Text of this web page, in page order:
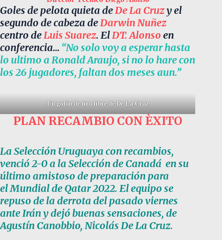
Goles de pelota quieta deDe La Cruzy el
segundo de cabeza deDarwin Nuñez
centro deLuis Suarez. ElDT. Alonso en
conferencia… “No solo voy a esperar hasta
lo ultimo a Ronald Araujo, si no lo hare con
los 26 jugadores, faltan dos meses aun.”
Un golón de tiro libre de De La Cruz
PLAN RECAMBIO CON ÈXITO
La Selección Uruguaya con recambios,
venció 2-0 a la Selección de Canadá en su
último amistoso de preparación para
el Mundial de Qatar 2022. El equipo se
repuso de la derrota del pasado viernes
ante Irán y dejó buenas sensaciones, de
Agustín Canobbio, Nicolás De La Cruz.